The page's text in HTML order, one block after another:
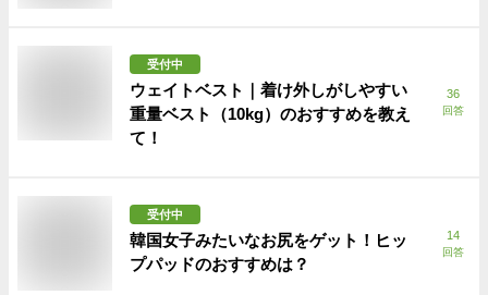
受付中
ウェイトベスト｜着け外しがしやすい
重量ベスト（10kg）のおすすめを教え
て！
36
回答
受付中
韓国女子みたいなお尻をゲット！ヒッ
プパッドのおすすめは？
14
回答